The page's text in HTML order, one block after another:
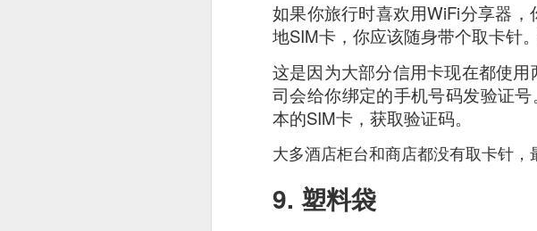
如果你旅行时喜欢用WiFi分享器
地SIM卡，你应该随身带个取卡针
这是因为大部分信用卡现在都使
司会给你绑定的手机号码发验证
本的SIM卡，获取验证码。
大多酒店柜台和商店都没有取卡针，
9. 塑料袋
interesting rice dish I’ve ever eaten.
light it feels like I’m eating air. The
creamy sauce gels everything together.